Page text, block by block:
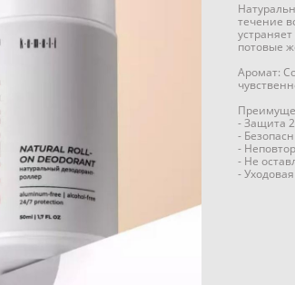
течение
потовые
Аромат:
- Защита
-
-
- Не
-